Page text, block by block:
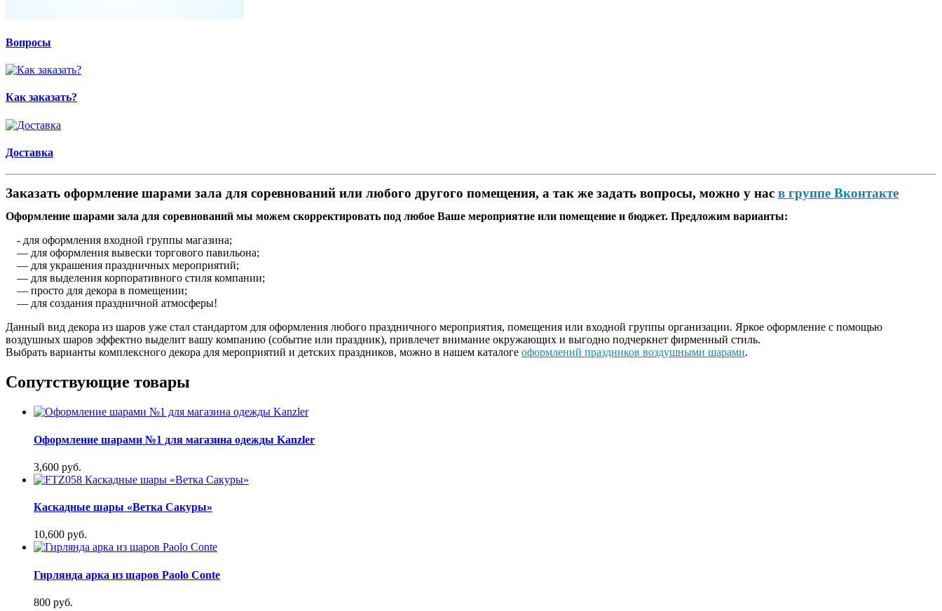
Вопросы
Как заказать?
Доставка
Заказать оформление шарами зала для соревнований или любого другого помещения, а так же задать вопросы, можно у нас в группе Вконтакте
Оформление шарами зала для соревнований мы можем скорректировать под любое Ваше мероприятие или помещение и бюджет. Предложим варианты:
- для оформления входной группы магазина;
— для оформления вывески торгового павильона;
— для украшения праздничных мероприятий;
— для выделения корпоративного стиля компании;
— просто для декора в помещении;
— для создания праздничной атмосферы!
Данный вид декора из шаров уже стал стандартом для оформления любого праздничного мероприятия, помещения или входной группы организации. Яркое оформление с помощью
воздушных шаров эффектно выделит вашу компанию (событие или праздник), привлечет внимание окружающих и выгодно подчеркнет фирменный стиль.
Выбрать варианты комплексного декора для мероприятий и детских праздников, можно в нашем каталоге оформлений праздников воздушными шарами.
Сопутствующие товары
Оформление шарами №1 для магазина одежды Kanzler
3,600 руб.
Каскадные шары «Ветка Сакуры»
10,600 руб.
Гирлянда арка из шаров Paolo Conte
800 руб.